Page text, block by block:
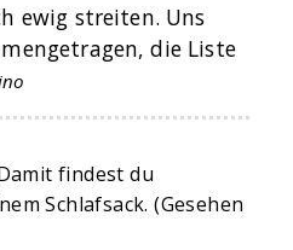
ewig streiten. Uns
die Liste
findest du
Schlafsack. (Gesehen